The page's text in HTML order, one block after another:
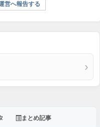
営へ報告する
›
まとめ記事